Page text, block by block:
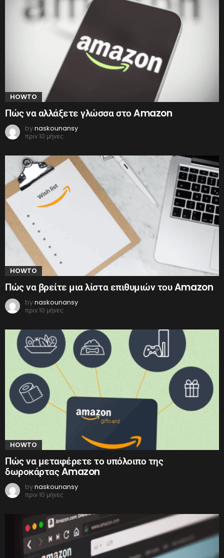
HOWTO
Πώς να αλλάξετε γλώσσα στο Amazon
bynaskounansy
πριν 10 μήνες
HOWTO
Πώς να βρείτε μια λίστα επιθυμιών του Amazon
bynaskounansy
πριν 10 μήνες
HOWTO
Πώς να μεταφέρετε το υπόλοιπο της
δωροκάρτας Amazon
bynaskounansy
πριν 10 μήνες